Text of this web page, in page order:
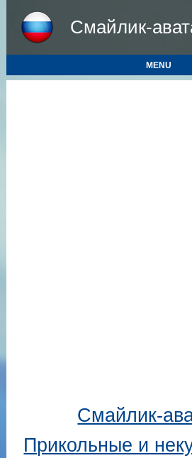
Смайлик-
MENU
Смайлик-
Прикольные и